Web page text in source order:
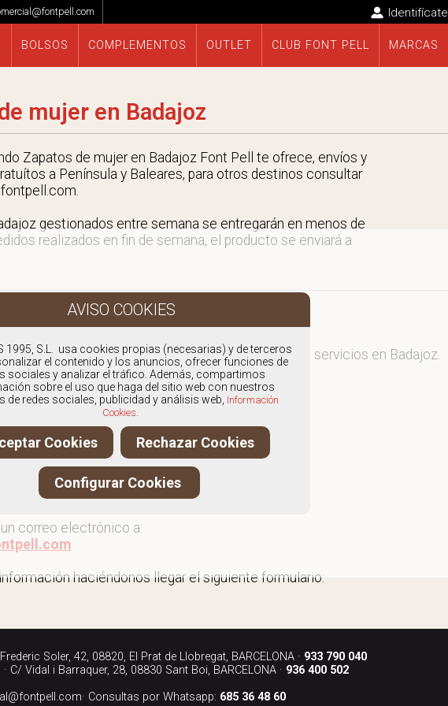
Identifícate
BOLSOS COMPLEMENTOS OUTLET CLUB FONT PELL MARCAS
mujer en Badajoz
Zapatos de mujer en Badajoz Font Pell te ofrece, envíos y
a Península y Baleares, para otros destinos consultar
gestionados entre semana se entregarán en menos de
realizados en fin de semana, el producto se enviará a
en Zapatos de mujer, y ofrecemos nuestros servicios en Badajoz.
de mujer
llamándonos a los teléfonos:
correo electrónico a:
haciéndonos llegar el siguiente formulario:
Soler, 42, 08820, El Prat de Llobregat, BARCELONA · 933 790 040
· C/ Vidal i Barraquer, 28, 08830 Sant Boi, BARCELONA · 936 400 502
· Consultas por Whatsapp: 685 36 48 60
1995, S.L. usa cookies propias (necesarias) y de terceros
el contenido y los anuncios, ofrecer funciones de
sociales y analizar el tráfico. Además, compartimos
sobre el uso que haga del sitio web con nuestros
de redes sociales, publicidad y análisis web, Información
Cookies.
Cookies Rechazar Cookies
Configurar Cookies